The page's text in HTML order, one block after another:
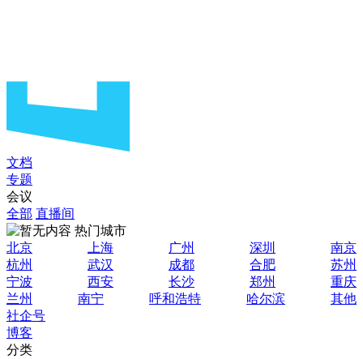
文档
专题
会议
全部 直播间
热门城市
北京
上海 广州 深圳
南京
杭州
武汉 成都 合肥
苏州
宁波
西安 长沙 郑州
重庆
兰州
南宁 呼和浩特 哈尔滨
其他
社企号
博客
分类